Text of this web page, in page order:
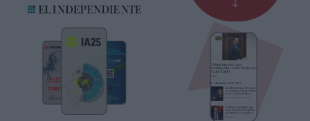
Quiénes somos
Especificaciones